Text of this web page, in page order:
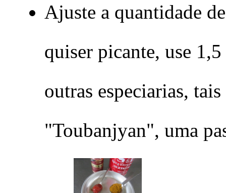
Ajuste a quantidade
quiser picante, use
outras especiarias,
"Toubanjyan", uma